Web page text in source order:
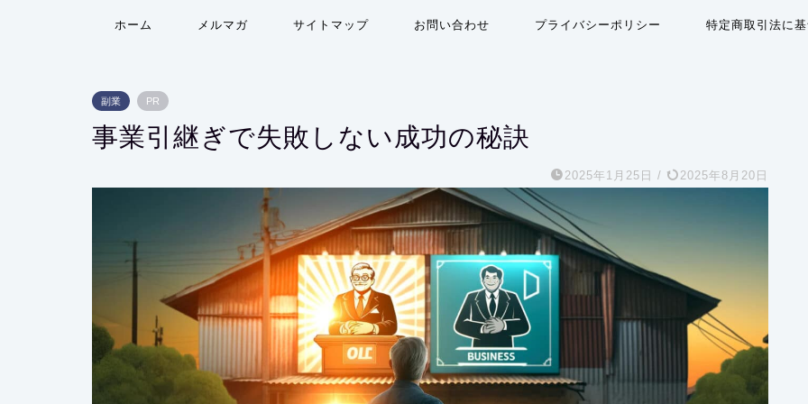
ホーム メルマガ サイトマップ お問い合わせ プライバシーポリシー 特定商取引法に
副業 PR
事業引継ぎで失敗しない成功の秘訣
2025年1月25日 / 2025年8月20日